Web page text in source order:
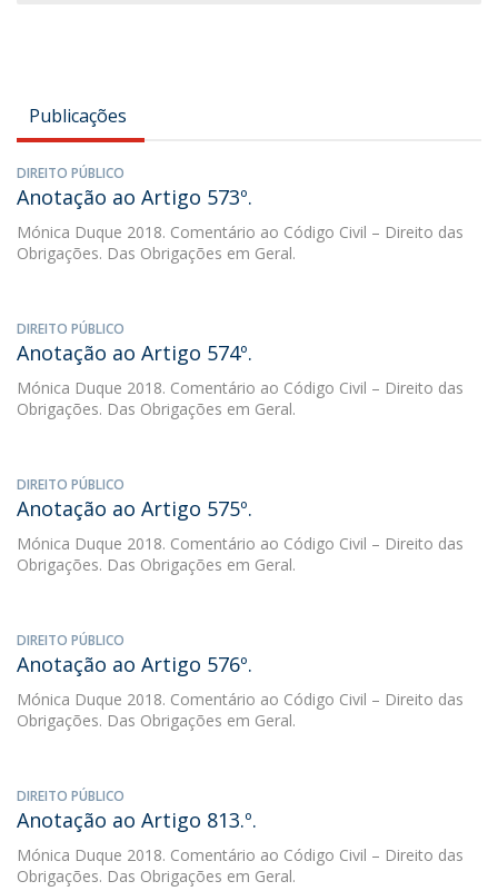
Publicações
DIREITO PÚBLICO
Anotação ao Artigo 573º.
Mónica Duque 2018. Comentário ao Código Civil – Direito das
Obrigações. Das Obrigações em Geral.
DIREITO PÚBLICO
Anotação ao Artigo 574º.
Mónica Duque 2018. Comentário ao Código Civil – Direito das
Obrigações. Das Obrigações em Geral.
DIREITO PÚBLICO
Anotação ao Artigo 575º.
Mónica Duque 2018. Comentário ao Código Civil – Direito das
Obrigações. Das Obrigações em Geral.
DIREITO PÚBLICO
Anotação ao Artigo 576º.
Mónica Duque 2018. Comentário ao Código Civil – Direito das
Obrigações. Das Obrigações em Geral.
DIREITO PÚBLICO
Anotação ao Artigo 813.º.
Mónica Duque 2018. Comentário ao Código Civil – Direito das
Obrigações. Das Obrigações em Geral.